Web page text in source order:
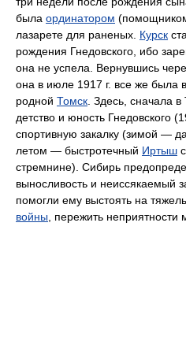
была ординатором
лазарете для раненых. Курск
рождения Гнедовского, ибо
она не успела. Вернувшись
она в июле 1917 г. все же была
родной Томск . Здесь, сначала
детство и юность Гнедовского
спортивную закалку (зимой —
летом — быстротечный Иртыш
стремнине). Сибирь
выносливость и неиссякаемый
помогли ему выстоять на
войны , пережить неприятности